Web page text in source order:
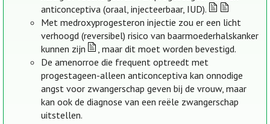
anticonceptiva (oraal, injecteerbaar, IUD).
Met medroxyprogesteron injectie zou er een licht
verhoogd (reversibel) risico van baarmoederhalskanker
kunnen zijn
, maar dit moet worden bevestigd.
De amenorroe die frequent optreedt met
progestageen-alleen anticonceptiva kan onnodige
angst voor zwangerschap geven bij de vrouw, maar
kan ook de diagnose van een reële zwangerschap
uitstellen.